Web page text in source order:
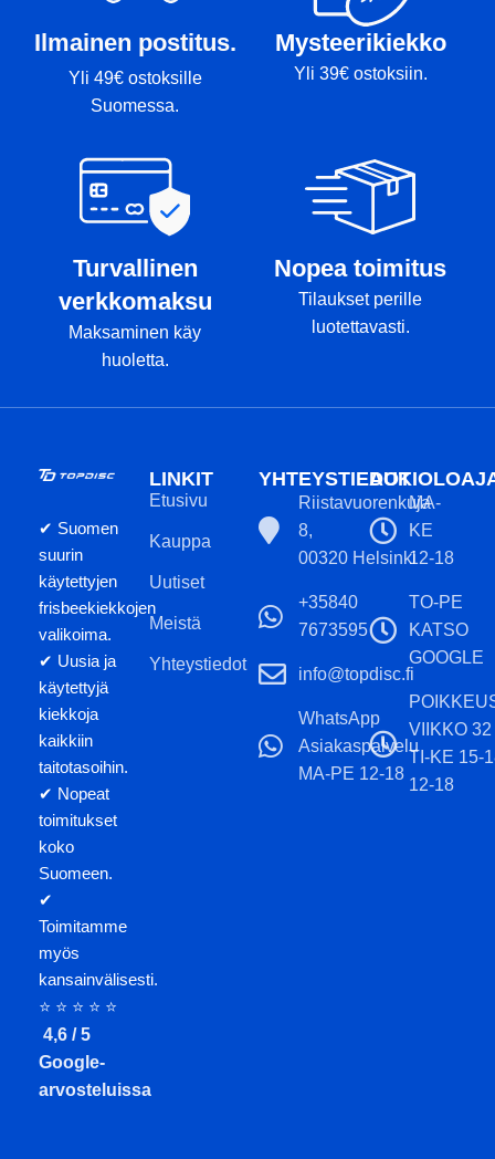
Ilmainen postitus.
Yli 49€ ostoksille
Suomessa.
Mysteerikiekko
Yli 39€ ostoksiin.
Turvallinen
verkkomaksu
Maksaminen käy
huoletta.
Nopea toimitus
Tilaukset perille
luotettavasti.
✔ Suomen
suurin
käytettyjen
frisbeekiekkojen
valikoima.
✔ Uusia ja
käytettyjä
kiekkoja
kaikkiin
taitotasoihin.
✔ Nopeat
toimitukset
koko
Suomeen.
✔
Toimitamme
myös
kansainvälisesti.
⭐ ⭐ ⭐ ⭐ ⭐
4,6 / 5
Google-
arvosteluissa
LINKIT
Etusivu
Kauppa
Uutiset
Meistä
Yhteystiedot
YHTEYSTIEDOT
Riistavuorenkuja
8,
00320 Helsinki
+35840
7673595
info@topdisc.fi
WhatsApp
Asiakaspalvelu
MA-PE 12-18
MA-
KE
12-18
TO-PE
KATSO
GOOGLE
VIIKKO 32
TI-KE 15-
12-18